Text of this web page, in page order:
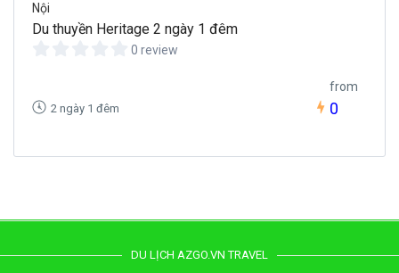
Nội
Du thuyền Heritage 2 ngày 1 đêm
0 review
2 ngày 1 đêm
from
0
DU LỊCH AZGO.VN TRAVEL